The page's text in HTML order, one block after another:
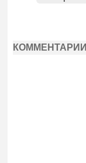
КОММЕНТАРИИ